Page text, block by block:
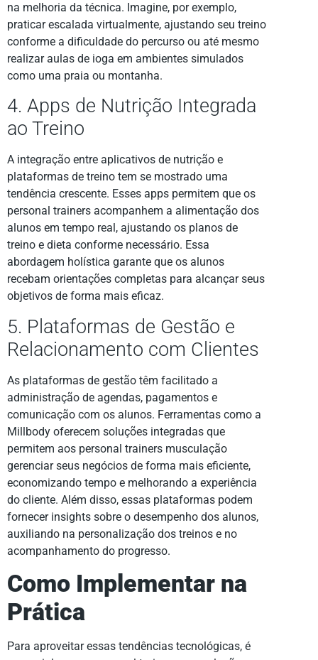
na melhoria da técnica. Imagine, por exemplo,
praticar escalada virtualmente, ajustando seu treino
conforme a dificuldade do percurso ou até mesmo
realizar aulas de ioga em ambientes simulados
como uma praia ou montanha.
4. Apps de Nutrição Integrada
ao Treino
A integração entre aplicativos de nutrição e
plataformas de treino tem se mostrado uma
tendência crescente. Esses apps permitem que os
personal trainers acompanhem a alimentação dos
alunos em tempo real, ajustando os planos de
treino e dieta conforme necessário. Essa
abordagem holística garante que os alunos
recebam orientações completas para alcançar seus
objetivos de forma mais eficaz.
5. Plataformas de Gestão e
Relacionamento com Clientes
As plataformas de gestão têm facilitado a
administração de agendas, pagamentos e
comunicação com os alunos. Ferramentas como a
Millbody oferecem soluções integradas que
permitem aos personal trainers musculação
gerenciar seus negócios de forma mais eficiente,
economizando tempo e melhorando a experiência
do cliente. Além disso, essas plataformas podem
fornecer insights sobre o desempenho dos alunos,
auxiliando na personalização dos treinos e no
acompanhamento do progresso.
Como Implementar na
Prática
Para aproveitar essas tendências tecnológicas, é